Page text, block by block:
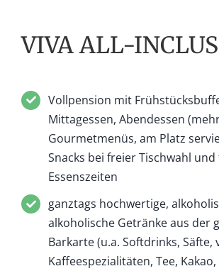
VIVA ALL-
Vollpension mit
Mittagessen, Abendessen
Gourmetmenüs, am Platz
Snacks bei freier Tischwahl
Essenszeiten
ganztags hochwertige,
alkoholische Getränke aus der
Barkarte (u.a. Softdrinks, Säfte,
Kaffeespezialitäten, Tee,